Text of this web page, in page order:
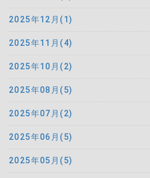
2025年12月(1)
2025年11月(4)
2025年10月(2)
2025年08月(5)
2025年07月(2)
2025年06月(5)
2025年05月(5)